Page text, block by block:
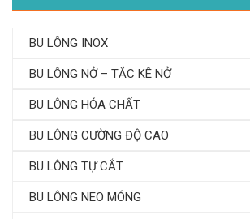
BU LÔNG INOX
BU LÔNG NỞ – TẮC KÊ NỞ
BU LÔNG HÓA CHẤT
BU LÔNG CƯỜNG ĐỘ CAO
BU LÔNG TỰ CẮT
BU LÔNG NEO MÓNG